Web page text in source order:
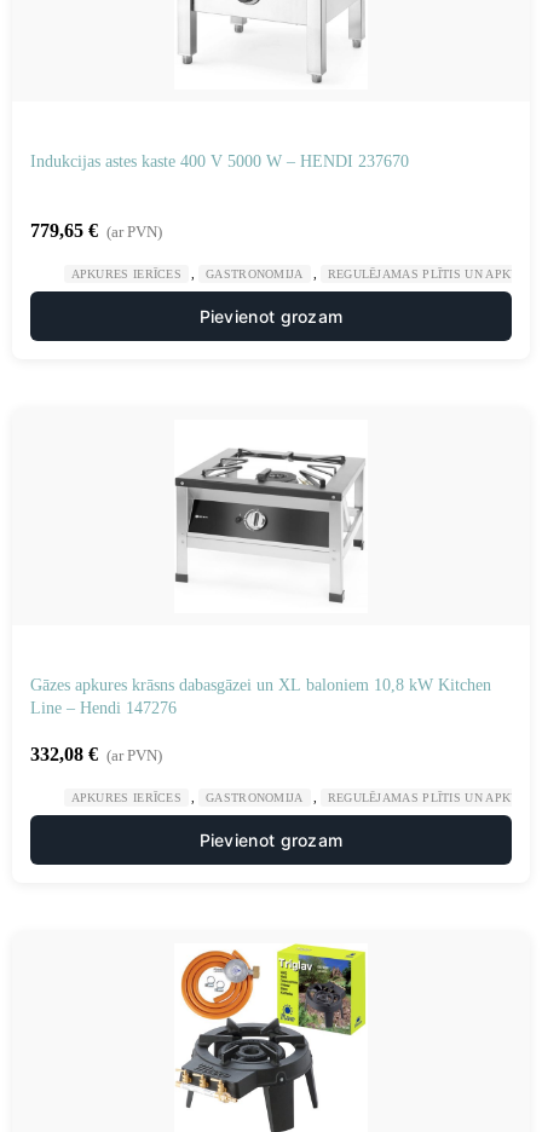
Indukcijas astes kaste 400 V 5000 W – HENDI 237670
779,65 € (ar PVN)
APKURES IERĪCES GASTRONOMIJA REGULĒJAMAS PLĪTIS UN
Pievienot grozam
Gāzes apkures krāsns dabasgāzei un XL baloniem 10,8 kW Kitchen
Line – Hendi 147276
332,08 € (ar PVN)
APKURES IERĪCES GASTRONOMIJA REGULĒJAMAS PLĪTIS UN
Pievienot grozam